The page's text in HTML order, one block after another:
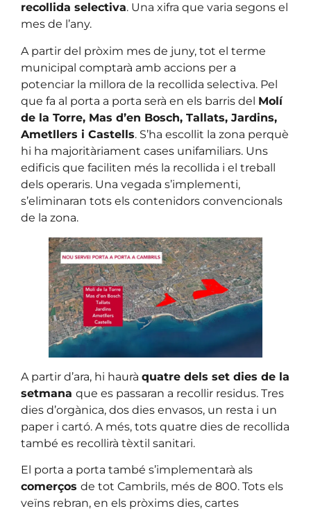
recollida selectiva. Una xifra que varia segons el
mes de l’any.
A partir del pròxim mes de juny, tot el terme
municipal comptarà amb accions per a
potenciar la millora de la recollida selectiva. Pel
que fa al porta a porta serà en els barris del Molí
de la Torre, Mas d’en Bosch, Tallats, Jardins,
Ametllers i Castells. S’ha escollit la zona perquè
hi ha majoritàriament cases unifamiliars. Uns
edificis que faciliten més la recollida i el treball
dels operaris. Una vegada s’implementi,
s’eliminaran tots els contenidors convencionals
de la zona.
A partir d’ara, hi haurà quatre dels set dies de la
setmana que es passaran a recollir residus. Tres
dies d’orgànica, dos dies envasos, un resta i un
paper i cartó. A més, tots quatre dies de recollida
també es recollirà tèxtil sanitari.
El porta a porta també s’implementarà als
comerços de tot Cambrils, més de 800. Tots els
veïns rebran, en els pròxims dies, cartes